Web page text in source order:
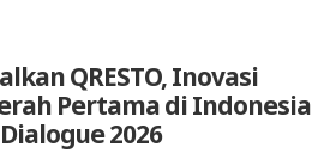
QRESTO, Inovasi
Pertama di Indonesia
2026